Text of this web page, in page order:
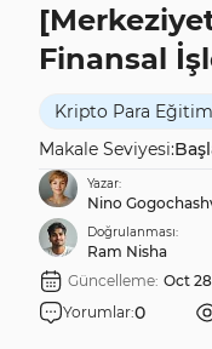
Finansal
Kripto Para
Makale Seviyesi:
Yazar:
Nino
Doğrulanması:
Ram Nisha
Güncelleme: Oct
Yorumlar:0